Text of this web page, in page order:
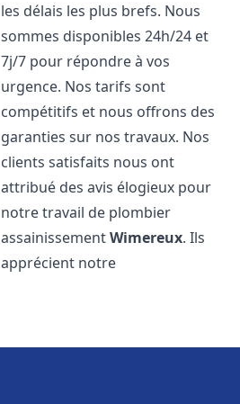
les délais les plus brefs. Nous
sommes disponibles 24h/24 et
7j/7 pour répondre à vos
urgence. Nos tarifs sont
compétitifs et nous offrons des
garanties sur nos travaux. Nos
clients satisfaits nous ont
attribué des avis élogieux pour
notre travail de plombier
assainissementWimereux. Ils
apprécient notre